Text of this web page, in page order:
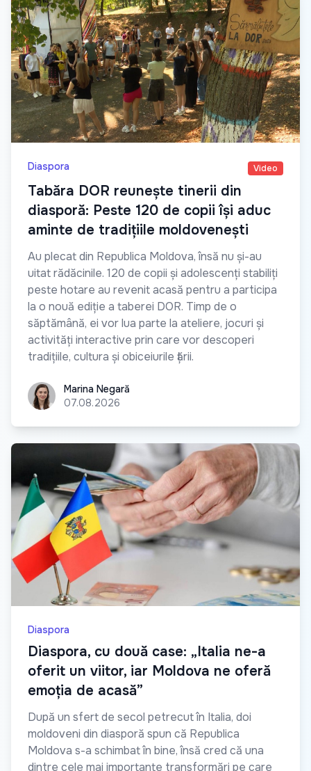
Diaspora Video
Tabăra DOR reunește tinerii din
diasporă: Peste 120 de copii își aduc
aminte de tradițiile moldovenești
Au plecat din Republica Moldova, însă nu și-au
uitat rădăcinile. 120 de copii și adolescenți stabiliți
peste hotare au revenit acasă pentru a participa
la o nouă ediție a taberei DOR. Timp de o
săptămână, ei vor lua parte la ateliere, jocuri și
activități interactive prin care vor descoperi
tradițiile, cultura și obiceiurile țării.
Marina Negară
Marina Negară
07.08.2026
Diaspora
Diaspora, cu două case: „Italia ne-a
oferit un viitor, iar Moldova ne oferă
emoția de acasă”
După un sfert de secol petrecut în Italia, doi
moldoveni din diasporă spun că Republica
Moldova s-a schimbat în bine, însă cred că una
dintre cele mai importante transformări pe care